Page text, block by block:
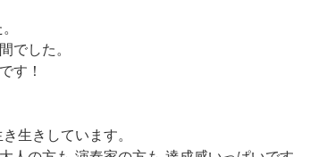
でした。
す！
生きしています。